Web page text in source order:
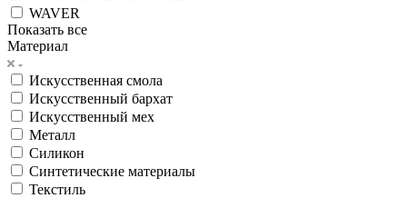
WAVER
Показать все
Материал
Искусственная смола
Искусственный бархат
Искусственный мех
Металл
Силикон
Синтетические материалы
Текстиль